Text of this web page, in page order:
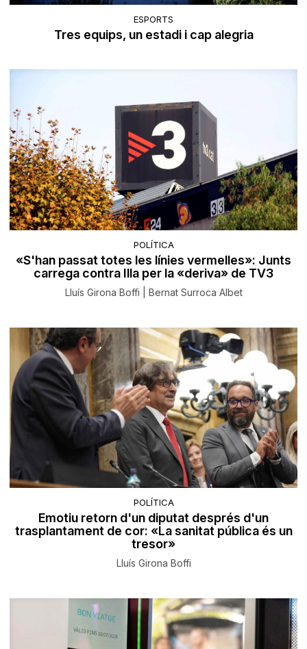
ESPORTS
Tres equips, un estadi i cap alegria
POLÍTICA
«S'han passat totes les línies vermelles»: Junts
carrega contra Illa per la «deriva» de TV3
Lluís Girona Boffi | Bernat Surroca Albet
POLÍTICA
Emotiu retorn d'un diputat després d'un
trasplantament de cor: «La sanitat pública és un
tresor»
Lluís Girona Boffi